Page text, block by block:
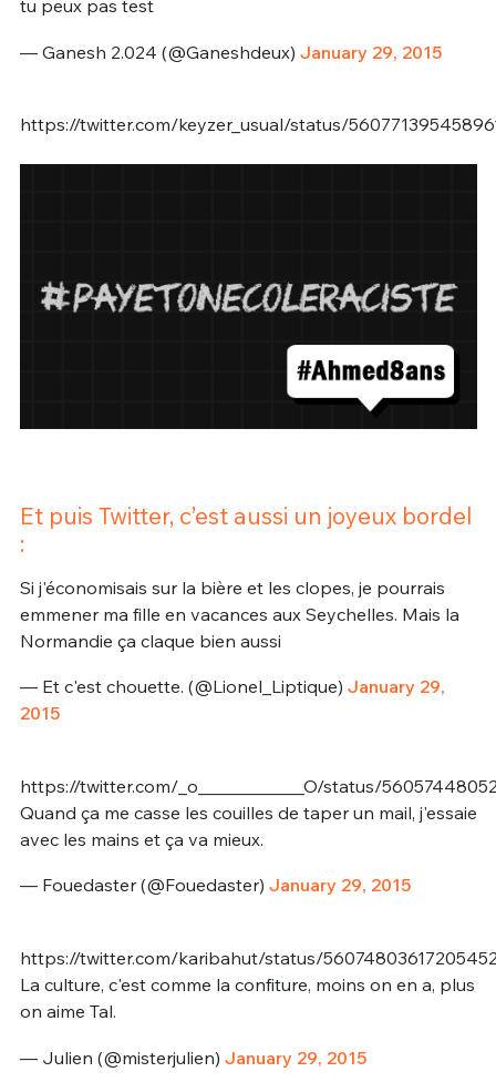
tu peux pas test
— Ganesh 2.024 (@Ganeshdeux) January 29, 2015
https://twitter.com/keyzer_usual/status/
Et puis Twitter, c’est aussi un joyeux bordel
:
Si j'économisais sur la bière et les clopes, je pourrais
emmener ma fille en vacances aux Seychelles. Mais la
Normandie ça claque bien aussi
— Et c'est chouette. (@Lionel_Liptique) January 29,
2015
https://twitter.com/_o____________O/status/
Quand ça me casse les couilles de taper un mail, j'essaie
avec les mains et ça va mieux.
— Fouedaster (@Fouedaster) January 29, 2015
https://twitter.com/karibahut/status/
La culture, c'est comme la confiture, moins on en a, plus
on aime Tal.
— Julien (@misterjulien) January 29, 2015